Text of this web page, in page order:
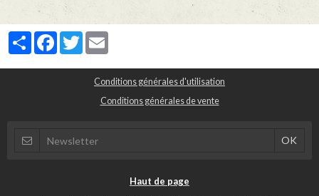
PartagerFacebook
Twitter
Conditions générales d'utilisation
Conditions générales de vente
Haut de page